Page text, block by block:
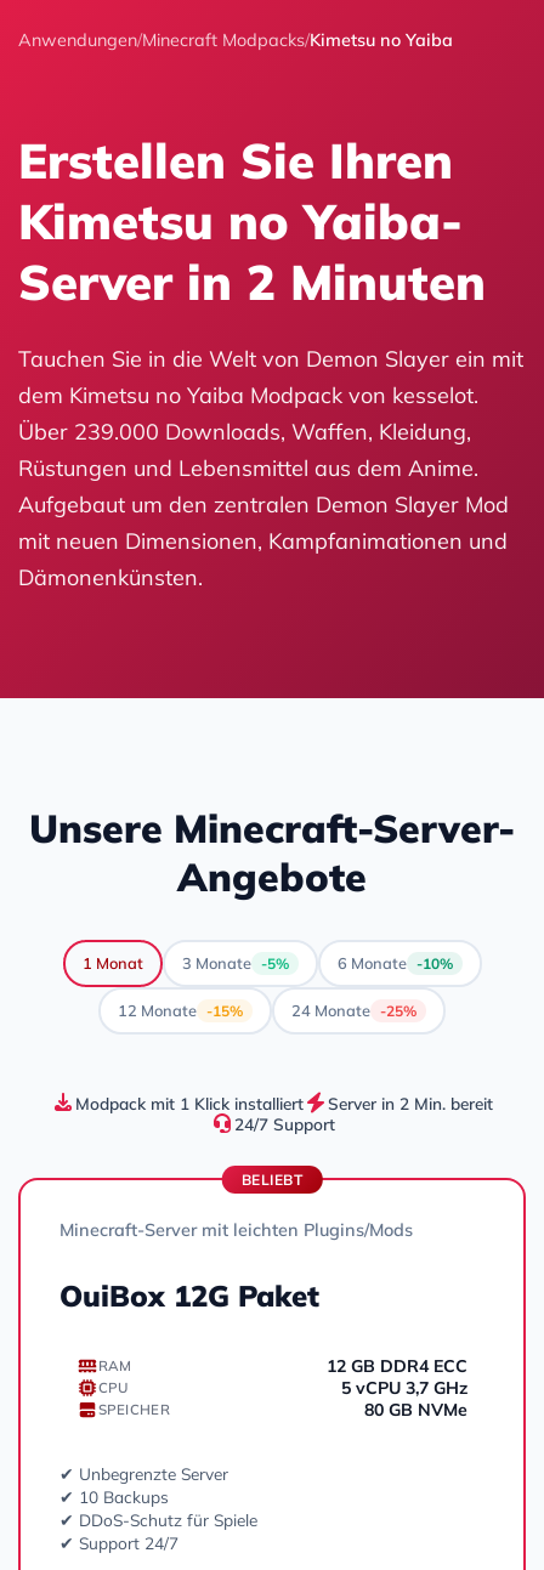
Anwendungen/Minecraft Modpacks/Kimetsu no Yaiba
Erstellen Sie Ihren
Kimetsu no Yaiba-
Server in 2 Minuten
Tauchen Sie in die Welt von Demon Slayer ein mit
dem Kimetsu no Yaiba Modpack von kesselot.
Über 239.000 Downloads, Waffen, Kleidung,
Rüstungen und Lebensmittel aus dem Anime.
Aufgebaut um den zentralen Demon Slayer Mod
mit neuen Dimensionen, Kampfanimationen und
Dämonenkünsten.
Unsere Minecraft-Server-
Angebote
1 Monat 3 Monate -5% 6 Monate -10%
12 Monate -15% 24 Monate -25%
Modpack mit 1 Klick installiert
Server in 2 Min. bereit
24/7 Support
BELIEBT
Minecraft-Server mit leichten Plugins/Mods
OuiBox 12G Paket
RAM 12 GB DDR4 ECC
CPU 5 vCPU 3,7 GHz
SPEICHER 80 GB NVMe
✔ Unbegrenzte Server
✔ 10 Backups
✔ DDoS-Schutz für Spiele
✔ Support 24/7